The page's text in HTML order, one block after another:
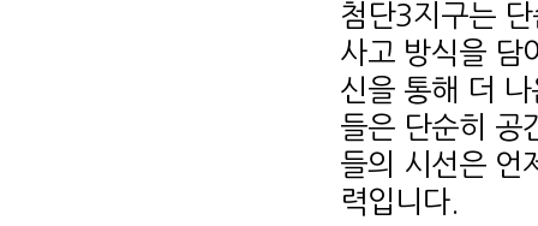
첨단3지구는
사고 방식을 담
신을 통해 더
들은 단순히 공
들의 시선은 언
력입니다.